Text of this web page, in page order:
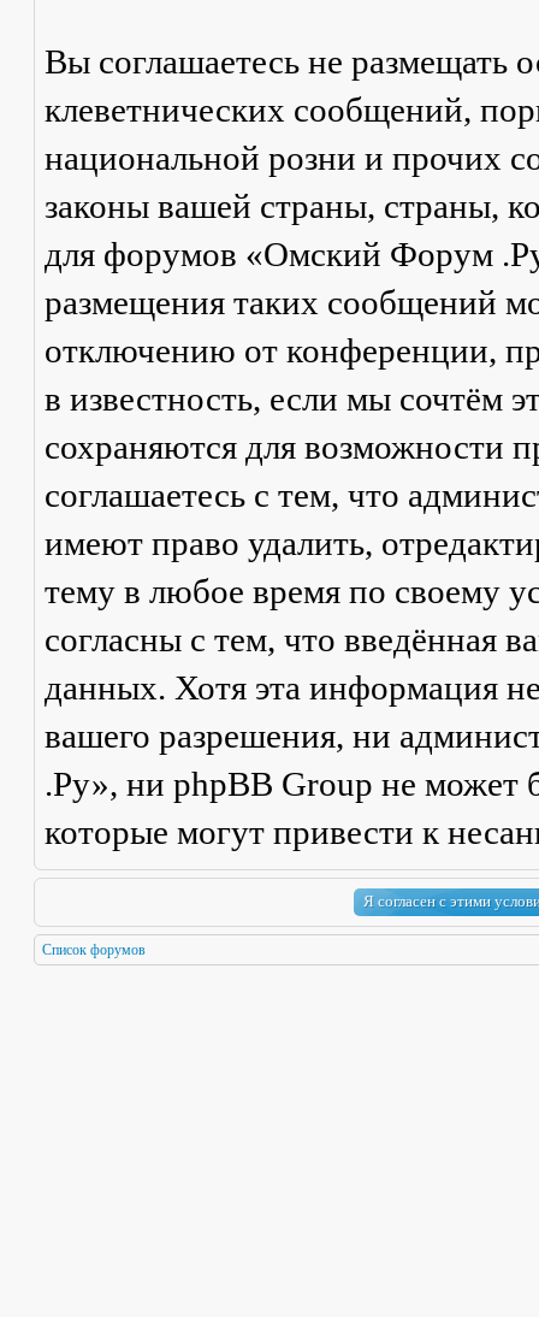
Вы соглашаетесь не размещать
клеветнических сообщений,
национальной розни и прочих
законы вашей страны, страны,
для форумов «Омский Форум
размещения таких сообщений
отключению от конференции,
в известность, если мы сочтём
сохраняются для возможности
соглашаетесь с тем, что
имеют право удалить,
тему в любое время по своему
согласны с тем, что введённая
данных. Хотя эта информация
вашего разрешения, ни
.Ру», ни phpBB Group не может
которые могут привести к
Список форумов